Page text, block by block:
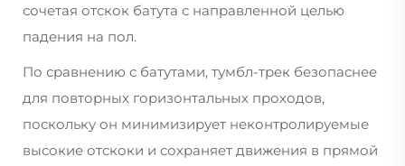
сочетая отскок батута с направленной целью
падения на пол.
По сравнению с батутами, тумбл-трек безопаснее
для повторных горизонтальных проходов,
поскольку он минимизирует неконтролируемые
высокие отскоки и сохраняет движения в прямой